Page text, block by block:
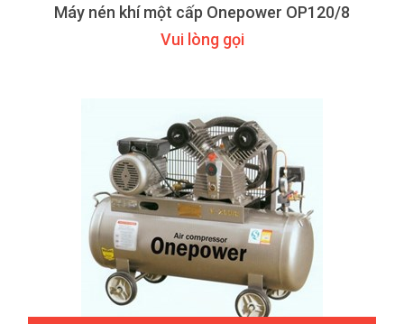
Máy nén khí một cấp Onepower OP120/8
Vui lòng gọi